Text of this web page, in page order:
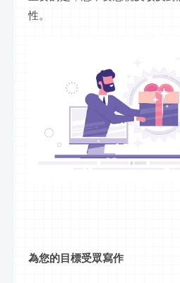
性。
為您的目標受眾寫作